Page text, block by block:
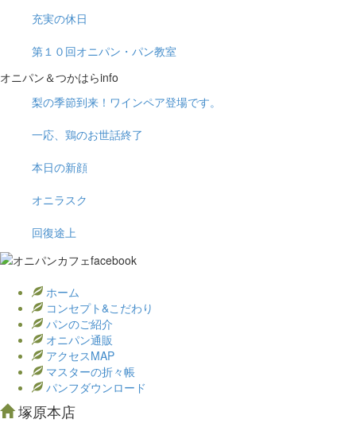
充実の休日
第１０回オニパン・パン教室
オニパン＆つかはらinfo
梨の季節到来！ワインペア登場です。
一応、鶏のお世話終了
本日の新顔
オニラスク
回復途上
ホーム
コンセプト&こだわり
パンのご紹介
オニパン通販
アクセスMAP
マスターの折々帳
パンフダウンロード
塚原本店